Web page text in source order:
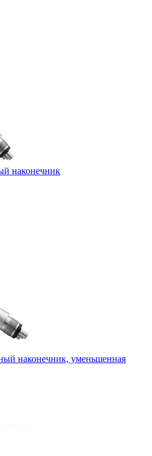
наконечник
наконечник, уменьшенная